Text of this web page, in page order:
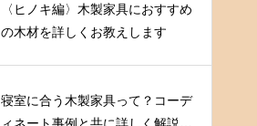
〈ヒノキ編〉木製家具におすすめ
の木材を詳しくお教えします
寝室に合う木製家具って？コーデ
ィネート事例と共に詳しく解説し